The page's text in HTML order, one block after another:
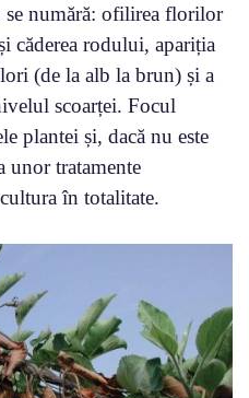
se numără: ofilirea florilor
căderea rodului, apariția
(de la alb la brun) și a
scoarței. Focul
plantei și, dacă nu este
unor tratamente
în totalitate.